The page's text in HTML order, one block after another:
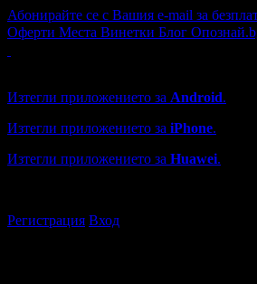
Абонирайте се с Вашия e-mail за
Оферти Места Винетки Блог
Изтегли приложението за Android.
Изтегли приложението за iPhone.
Изтегли приложението за Huawei.
Регистрация Вход